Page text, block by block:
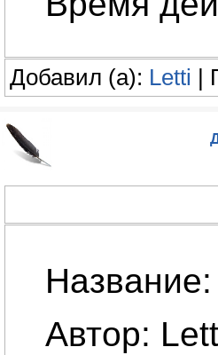
Добавил (а): Letti |
Автор: